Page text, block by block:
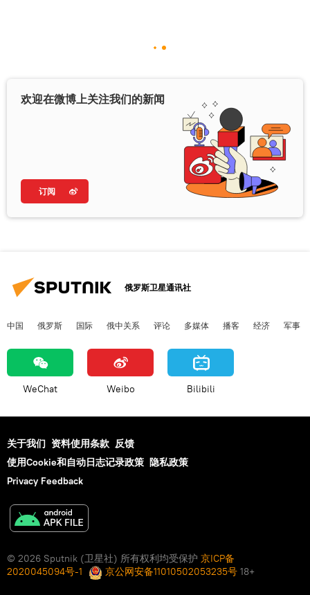
欢迎在微博上关注我们的新闻
订阅
俄罗斯卫星通讯社
中国 俄罗斯 国际 俄中关系 评论 多媒体 播客 经济 军事
WeChat Weibo Bilibili
关于我们 资料使用条款 反馈
使用Cookie和自动日志记录政策 隐私政策
Privacy Feedback
© 2026 Sputnik (卫星社) 所有权利均受保护 京ICP备
2020045094号-1
京公网安备11010502053235号 18+